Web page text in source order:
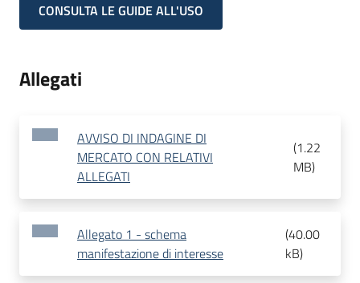
CONSULTA LE GUIDE ALL'USO
Allegati
AVVISO DI INDAGINE DI
MERCATO CON RELATIVI
ALLEGATI
(1.22
MB)
Allegato 1 - schema
manifestazione di interesse
(40.00
kB)